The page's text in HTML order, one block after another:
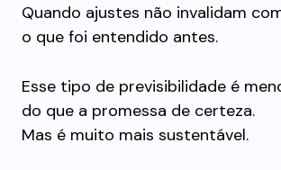
Quando ajustes não invalidam
o que foi entendido antes.
Esse tipo de previsibilidade é
do que a promessa de certeza.
Mas é muito mais sustentável.